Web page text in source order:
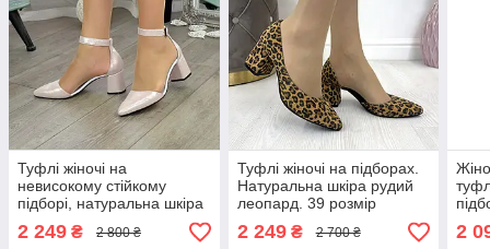
Туфлі жіночі на
невисокому стійкому
підборі, натуральна шкіра
сатин. 39 розмір
2 249 ₴ 2 800 ₴
Туфлі жіночі на підборах.
Натуральна шкіра рудий
леопард. 39 розмір
2 249₴ 2 700 ₴ 2